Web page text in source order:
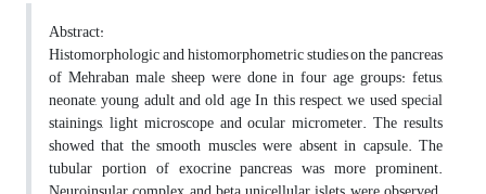
Abstract:
Histomorphologic and histomorphometric studies on the pancreas
of Mehraban male sheep were done in four age groups: fetus,
neonate, young adult and old age In this respect, we used special
stainings, light microscope and ocular micrometer. The results
showed that the smooth muscles were absent in capsule. The
tubular portion of exocrine pancreas was more prominent.